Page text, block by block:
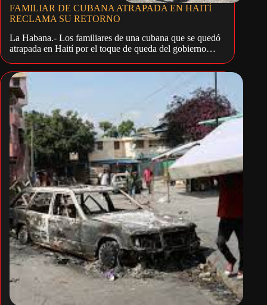
FAMILIAR DE CUBANA ATRAPADA EN HAITÍ
RECLAMA SU RETORNO
La Habana.- Los familiares de una cubana que se quedó
atrapada en Haití por el toque de queda del gobierno…